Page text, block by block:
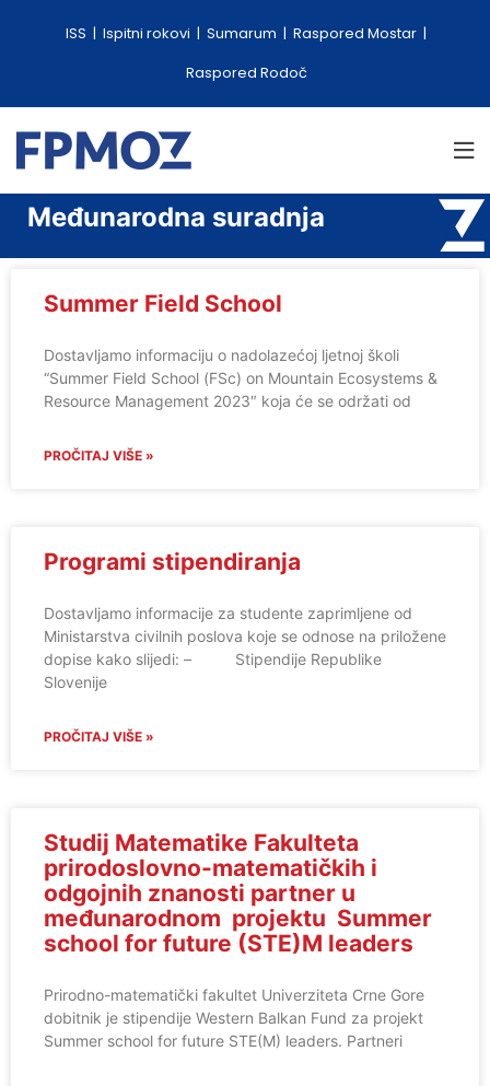
ISS Ispitni rokovi Sumarum
Raspored Mostar
Raspored Rodoč
Međunarodna suradnja
Summer Field School
Dostavljamo informaciju o nadolazećoj ljetnoj školi
“Summer Field School (FSc) on Mountain Ecosystems &
Resource Management 2023″ koja će se održati od
PROČITAJ VIŠE »
Programi stipendiranja
Dostavljamo informacije za studente zaprimljene od
Ministarstva civilnih poslova koje se odnose na priložene
dopise kako slijedi: – Stipendije Republike
Slovenije
PROČITAJ VIŠE »
Studij Matematike Fakulteta
prirodoslovno-matematičkih i
odgojnih znanosti partner u
međunarodnom projektu Summer
school for future (STE)M leaders
Prirodno-matematički fakultet Univerziteta Crne Gore
dobitnik je stipendije Western Balkan Fund za projekt
Summer school for future STE(M) leaders. Partneri